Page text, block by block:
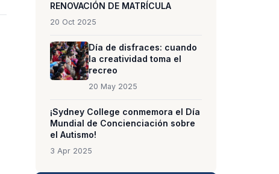
RENOVACIÓN DE MATRÍCULA
20 Oct 2025
Día de disfraces: cuando
la creatividad toma el
recreo
20 May 2025
¡Sydney College conmemora el Día
Mundial de Concienciación sobre
el Autismo!
3 Apr 2025